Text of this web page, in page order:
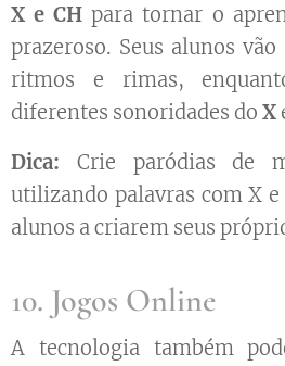
X e CH para tornar o
prazeroso. Seus alunos
ritmos e rimas,
diferentes sonoridades do X
Dica: Crie paródias de
utilizando palavras com X
alunos a criarem seus
10. Jogos Online
A tecnologia também